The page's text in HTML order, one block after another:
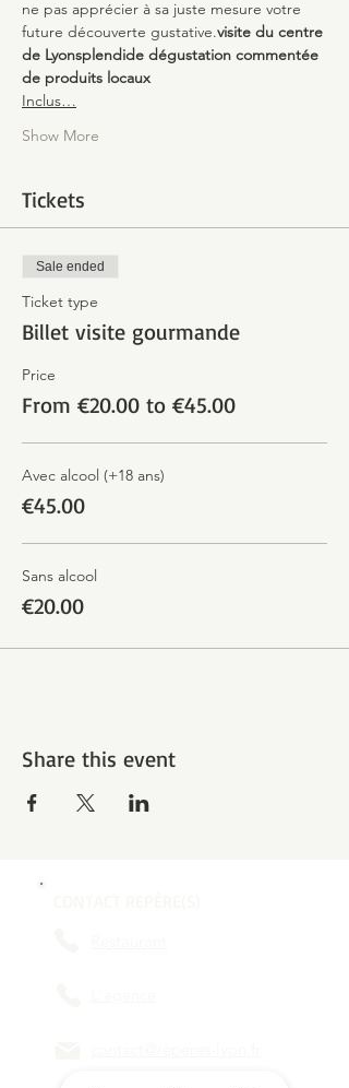
ne pas apprécier à sa juste mesure votre
future découverte gustative.visite du centre
de Lyonsplendide dégustation commentée
de produits locaux
Inclus…
Show More
Tickets
Sale ended
Ticket type
Billet visite gourmande
Price
From €20.00 to €45.00
Avec alcool (+18 ans)
€45.00
Sans alcool
€20.00
Share this event